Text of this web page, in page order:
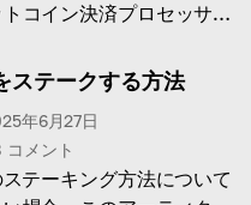
コイン決済プロセッサを
ステークする方法
年6月27日
コメント
テーキング方法について